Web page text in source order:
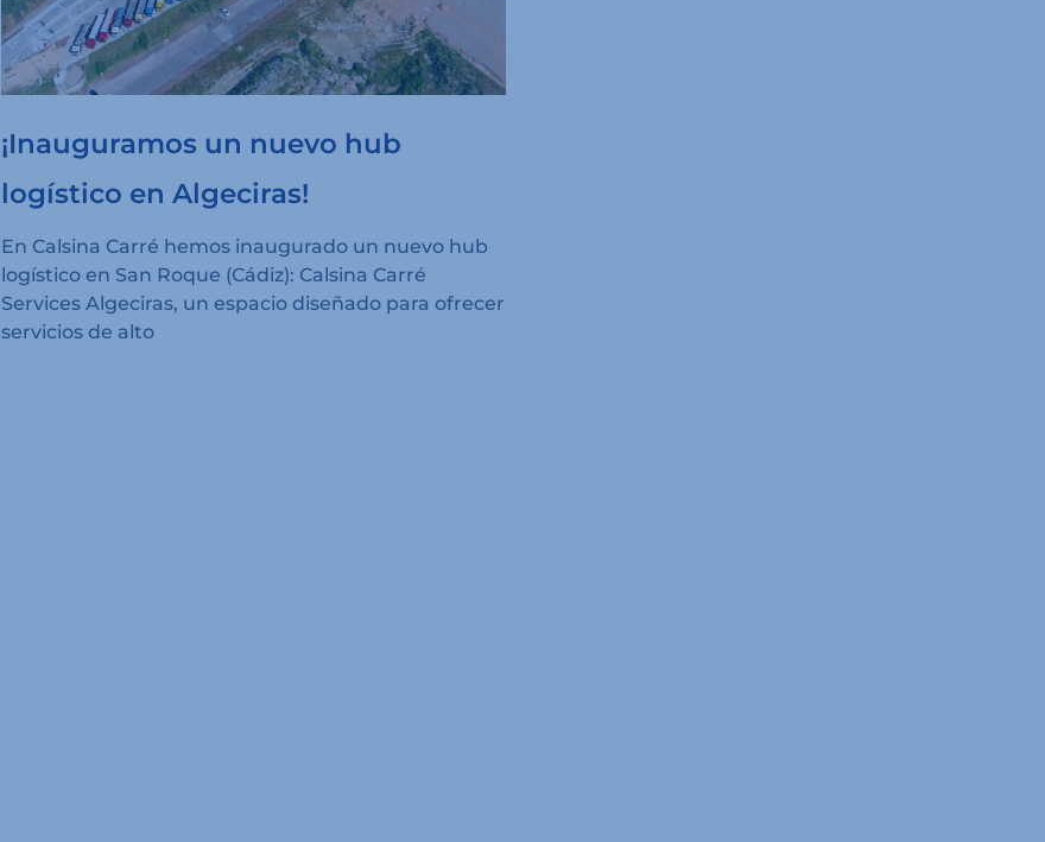
¡Inauguramos un nuevo hub
logístico en Algeciras!
En Calsina Carré hemos inaugurado un nuevo hub
logístico en San Roque (Cádiz): Calsina Carré
Services Algeciras, un espacio diseñado para ofrecer
servicios de alto